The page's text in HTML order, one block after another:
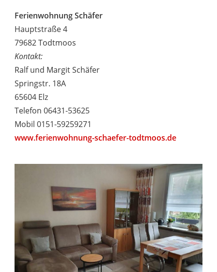
Ferienwohnung Schäfer
Hauptstraße 4
79682 Todtmoos
Kontakt:
Ralf und Margit Schäfer
Springstr. 18A
65604 Elz
Telefon 06431-53625
Mobil 0151-59259271
www.ferienwohnung-schaefer-todtmoos.de